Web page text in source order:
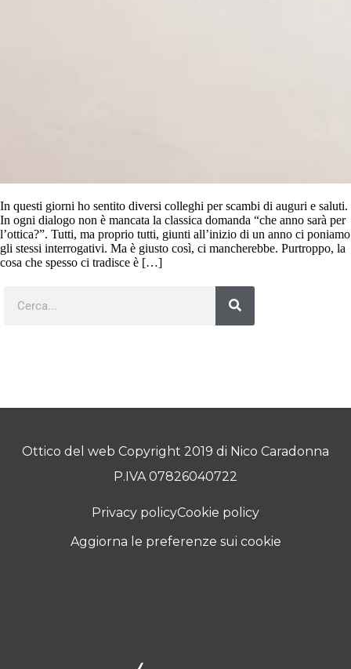
In questi giorni ho sentito diversi colleghi per scambi di auguri e saluti.
In ogni dialogo non è mancata la classica domanda “che anno sarà per
l’ottica?”. Tutti, ma proprio tutti, giunti all’inizio di un anno ci poniamo
gli stessi interrogativi. Ma è giusto così, ci mancherebbe. Purtroppo, la
cosa che spesso ci tradisce è […]
Ottico del web Copyright 2019 di Nico Caradonna
P.IVA 07826040722
Privacy policyCookie policy
Aggiorna le preferenze sui cookie